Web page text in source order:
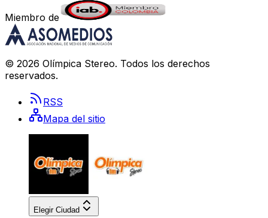
Miembro de
© 2026 Olímpica Stereo. Todos los derechos
reservados.
RSS
Mapa del sitio
Elegir Ciudad